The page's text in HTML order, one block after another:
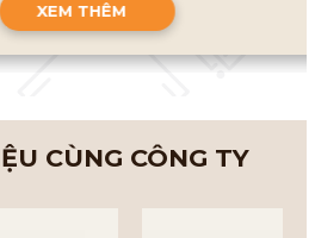
XEM THÊM
CÙNG CÔNG TY